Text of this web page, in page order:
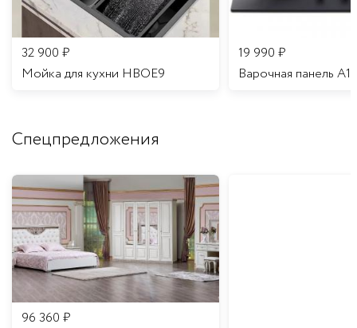
32 900 ₽
Мойка для кухни HBOE9
19 990 ₽
Варочная панель A16
Спецпредложения
96 360 ₽